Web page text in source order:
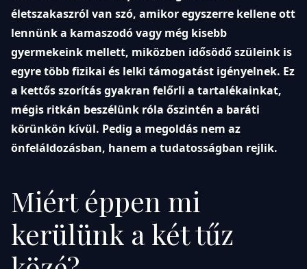
életszakaszról van szó, amikor egyszerre kellene ott
lennünk a kamaszodó vagy még kisebb
gyermekeink mellett, miközben idősödő szüleink is
egyre több fizikai és lelki támogatást igényelnek. Ez
a kettős szorítás gyakran felőrli a tartalékainkat,
mégis ritkán beszélünk róla őszintén a baráti
körünkön kívül. Pedig a megoldás nem az
önfeláldozásban, hanem a tudatosságban rejlik.
Miért éppen mi
kerülünk a két tűz